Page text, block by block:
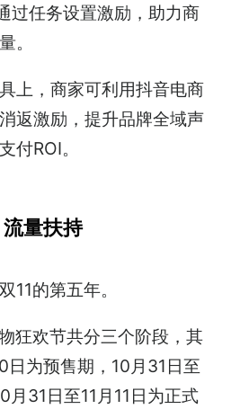
过任务设置激励，助力商
。
上，商家可利用抖音电商
返激励，提升品牌全域声
付ROI。
量扶持
11的第五年。
狂欢节共分三个阶段，其
日为预售期，10月31日至
月31日至11月11日为正式